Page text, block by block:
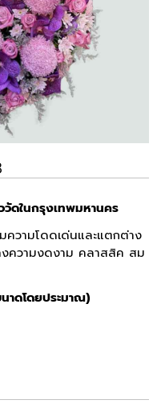
ดในกรุงเทพมหานคร
วามโดดเด่นและแตกต่าง
งความงดงาม คลาสสิค สม
ดโดยประมาณ)